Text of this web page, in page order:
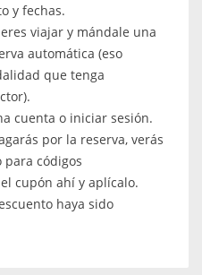
y fechas.
viajar y mándale una
automática (eso
que tenga
cuenta o iniciar sesión.
por la reserva, verás
para códigos
cupón ahí y aplícalo.
haya sido